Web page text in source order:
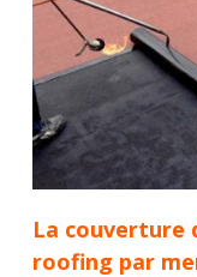
La couverture
roofing par